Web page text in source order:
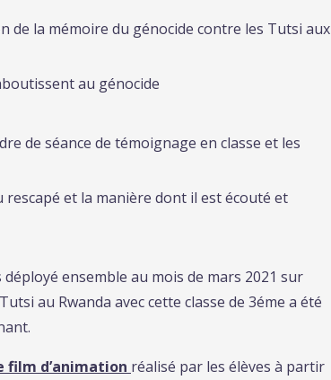
de la mémoire du génocide contre les Tutsi aux
au génocide
de séance de témoignage en classe et les
et la manière dont il est écouté et
ensemble au mois de mars 2021 sur
au Rwanda avec cette classe de 3éme a été
film d’animation réalisé par les élèves à partir